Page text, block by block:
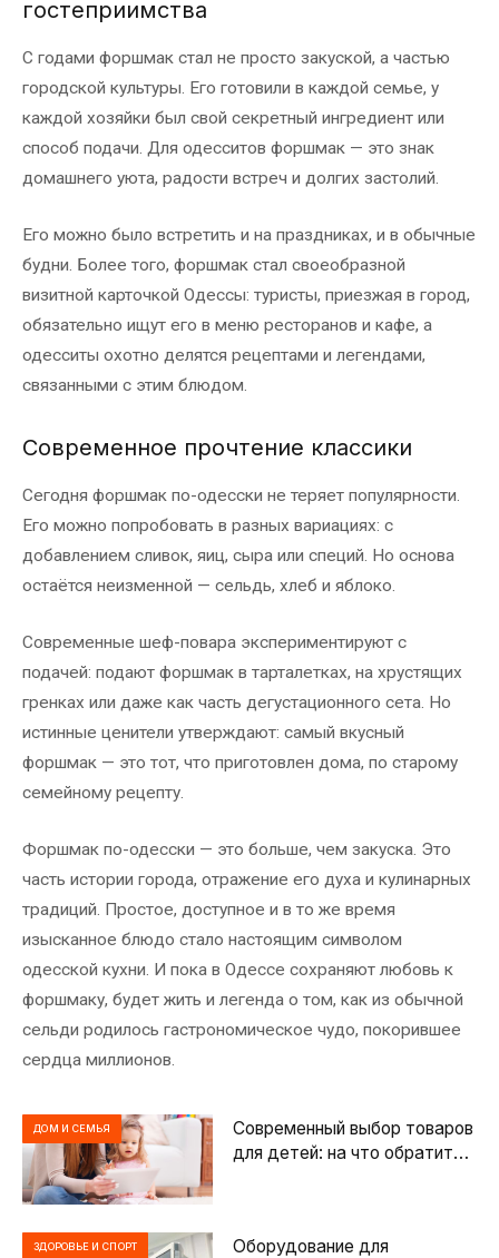
гостеприимства
С годами форшмак стал не просто закуской, а частью
городской культуры. Его готовили в каждой семье, у
каждой хозяйки был свой секретный ингредиент или
способ подачи. Для одесситов форшмак — это знак
домашнего уюта, радости встреч и долгих застолий.
Его можно было встретить и на праздниках, и в обычные
будни. Более того, форшмак стал своеобразной
визитной карточкой Одессы: туристы, приезжая в город,
обязательно ищут его в меню ресторанов и кафе, а
одесситы охотно делятся рецептами и легендами,
связанными с этим блюдом.
Современное прочтение классики
Сегодня форшмак по-одесски не теряет популярности.
Его можно попробовать в разных вариациях: с
добавлением сливок, яиц, сыра или специй. Но основа
остаётся неизменной — сельдь, хлеб и яблоко.
Современные шеф-повара экспериментируют с
подачей: подают форшмак в тарталетках, на хрустящих
гренках или даже как часть дегустационного сета. Но
истинные ценители утверждают: самый вкусный
форшмак — это тот, что приготовлен дома, по старому
семейному рецепту.
Форшмак по-одесски — это больше, чем закуска. Это
часть истории города, отражение его духа и кулинарных
традиций. Простое, доступное и в то же время
изысканное блюдо стало настоящим символом
одесской кухни. И пока в Одессе сохраняют любовь к
форшмаку, будет жить и легенда о том, как из обычной
сельди родилось гастрономическое чудо, покорившее
сердца миллионов.
ДОМ И СЕМЬЯ
Современный выбор товаров
для детей: на что обратить
ЗДОРОВЬЕ И СПОРТ
Оборудование для